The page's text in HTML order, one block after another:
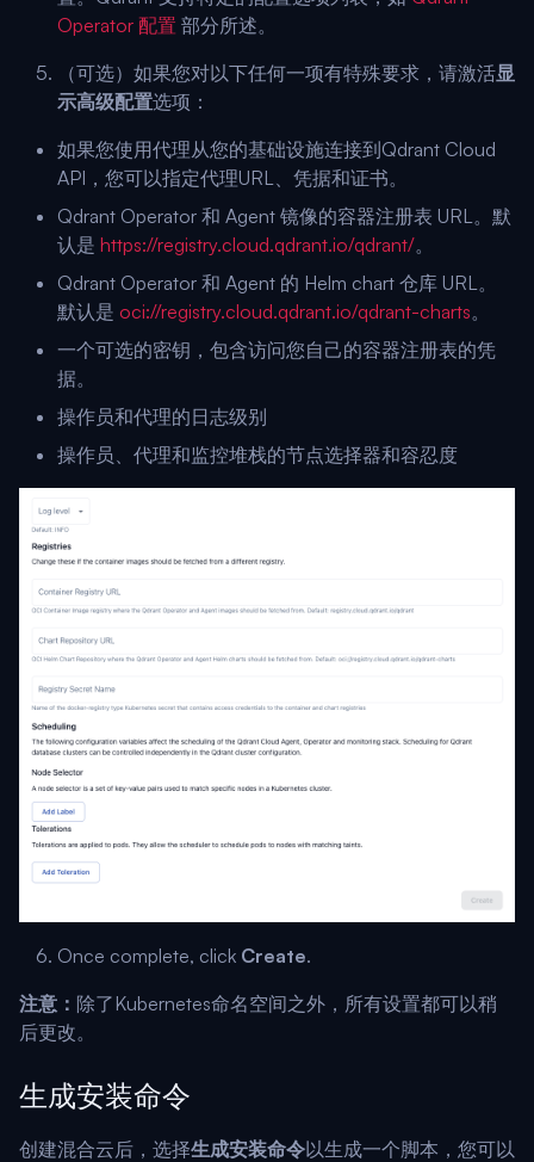
Operator 配置 部分所述。
（可选）如果您对以下任何一项有特殊要求，请激活显
示高级配置选项：
如果您使用代理从您的基础设施连接到Qdrant Cloud
API，您可以指定代理URL、凭据和证书。
Qdrant Operator 和 Agent 镜像的容器注册表 URL。默
认是 https://registry.cloud.qdrant.io/qdrant/。
Qdrant Operator 和 Agent 的 Helm chart 仓库 URL。
默认是 oci://registry.cloud.qdrant.io/qdrant-charts。
一个可选的密钥，包含访问您自己的容器注册表的凭
据。
操作员和代理的日志级别
操作员、代理和监控堆栈的节点选择器和容忍度
Once complete, click Create.
注意： 除了Kubernetes命名空间之外，所有设置都可以稍
后更改。
生成安装命令
创建混合云后，选择生成安装命令以生成一个脚本，您可以